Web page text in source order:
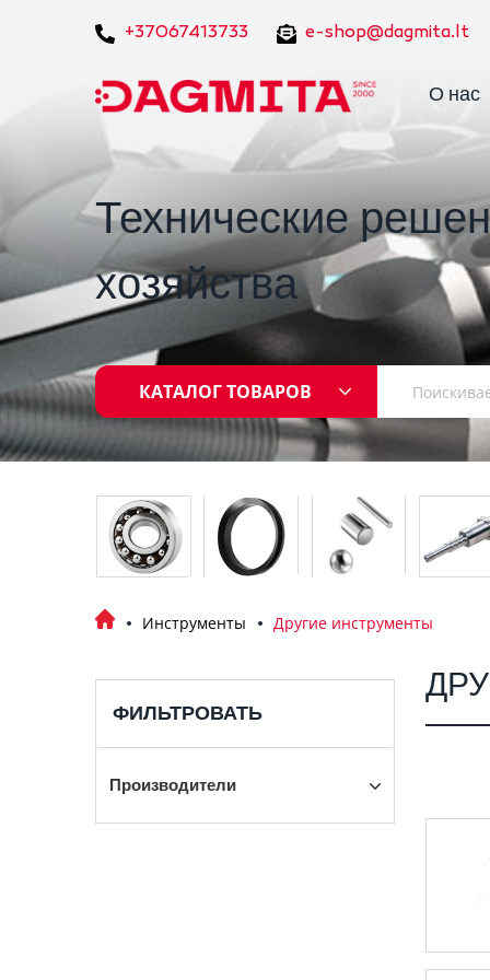
+37067413733 e-shop@dagmita.lt
О нас
Технические
хозяйства
КАТАЛОГ ТОВАРОВ
Инструменты Другие инструменты
ФИЛЬТРОВАТЬ
Производители